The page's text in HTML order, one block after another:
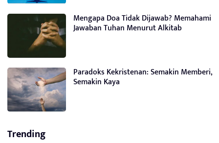
Mengapa Doa Tidak Dijawab? Memahami
Jawaban Tuhan Menurut Alkitab
Paradoks Kekristenan: Semakin Memberi,
Semakin Kaya
Trending